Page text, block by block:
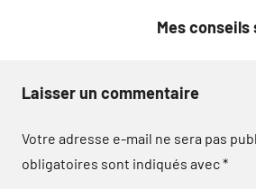
Mes
Laisser un commentaire
Votre adresse e-mail ne sera pas
obligatoires sont indiqués avec*